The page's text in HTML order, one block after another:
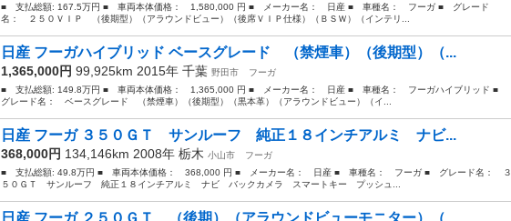
■ 支払総額: 167.5万円 ■ 車両本体価格： 1,580,000 円 ■ メーカー名： 日産 ■ 車種名： フーガ ■ グレード
名： ２５０ＶＩＰ （後期型）（アラウンドビュー）（後席ＶＩＰ仕様）（ＢＳＷ）（インテリ...
日産 フーガハイブリッド ベースグレード （禁煙車）（後期型）（...
1,365,000円 99,925km 2015年 千葉 野田市
フーガ
■ 支払総額: 149.8万円 ■ 車両本体価格： 1,365,000 円 ■ メーカー名： 日産 ■ 車種名： フーガハイブリッド ■
グレード名： ベースグレード （禁煙車）（後期型）（黒本革）（アラウンドビュー）（イ...
日産 フーガ ３５０ＧＴ サンルーフ 純正１８インチアルミ ナビ...
368,000円 134,146km 2008年 栃木 小山市
フーガ
■ 支払総額: 49.8万円 ■ 車両本体価格： 368,000 円 ■ メーカー名： 日産 ■ 車種名： フーガ ■ グレード名： ３
５０ＧＴ サンルーフ 純正１８インチアルミ ナビ バックカメラ スマートキー プッシュ...
日産 フーガ ２５０ＧＴ （後期）（アラウンドビューモニター）（...